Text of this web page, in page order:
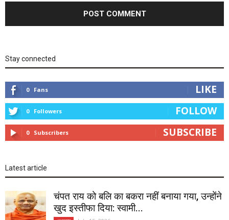
Stay connected
0 Fans LIKE
0 Followers FOLLOW
0 Subscribers SUBSCRIBE
Latest article
चंपत राय को बलि का बकरा नहीं बनाया गया, उन्होंने
खुद इस्तीफा दिया: स्वामी...